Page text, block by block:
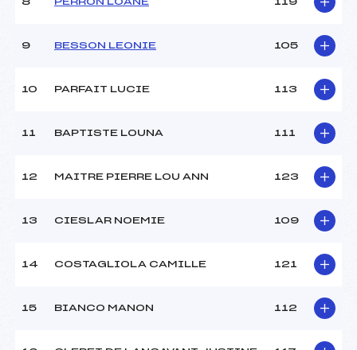
8 PERRON LOANE 119
9 BESSON LEONIE 105
10 PARFAIT LUCIE 113
11 BAPTISTE LOUNA 111
12 MAITRE PIERRE LOU ANN 123
13 CIESLAR NOEMIE 109
14 COSTAGLIOLA CAMILLE 121
15 BIANCO MANON 112